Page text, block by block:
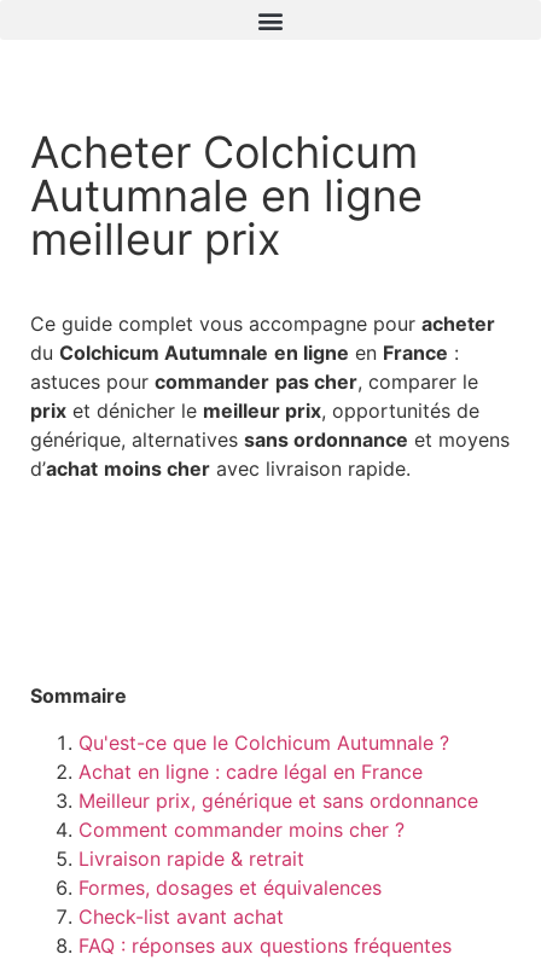
Acheter Colchicum
Autumnale en ligne
meilleur prix
Ce guide complet vous accompagne pour acheter
du Colchicum Autumnale en ligne en France :
astuces pour commander pas cher, comparer le
prix et dénicher le meilleur prix, opportunités de
générique, alternatives sans ordonnance et moyens
d’achat moins cher avec livraison rapide.
Sommaire
Qu'est-ce que le Colchicum Autumnale ?
Achat en ligne : cadre légal en France
Meilleur prix, générique et sans ordonnance
Comment commander moins cher ?
Livraison rapide & retrait
Formes, dosages et équivalences
Check-list avant achat
FAQ : réponses aux questions fréquentes